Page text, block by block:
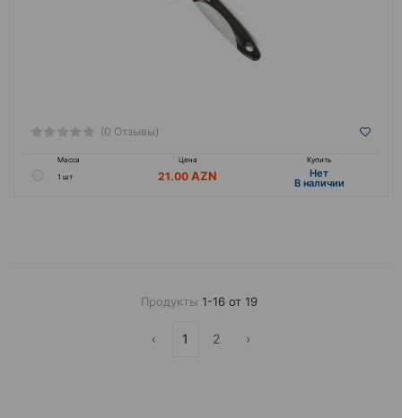
(0 Отзывы)
Масса Цена
Купить
1 шт
21.00 Hет
B наличии
Продукты 1-16 от 19
‹ 1 2 ›